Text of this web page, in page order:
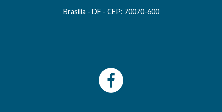
Brasília - DF - CEP: 70070-600